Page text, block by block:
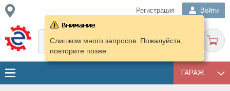
Регистрация Войти
ГАРАЖ
Слишком много запросов. Пожалуйста,
повторите позже.